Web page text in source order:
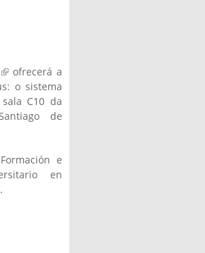
(link is
external)
ofrecerá a
o sistema
C10 da
de
e
en